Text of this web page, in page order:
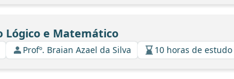
Lógico e Matemático
Profº. Braian Azael da Silva 10 horas de estudo